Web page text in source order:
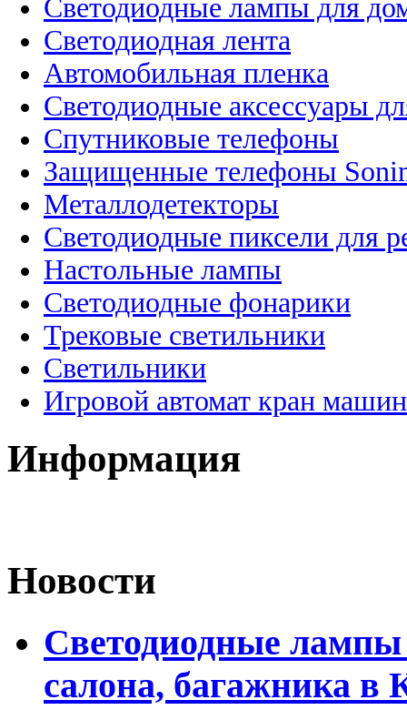
Светодиодные лампы для
Светодиодная лента
Автомобильная пленка
Светодиодные аксессуары
Спутниковые телефоны
Защищенные телефоны
Металлодетекторы
Светодиодные пиксели для
Настольные лампы
Светодиодные фонарики
Трековые светильники
Светильники
Игровой автомат кран
Информация
Новости
Светодиодные лампы
салона, багажника в